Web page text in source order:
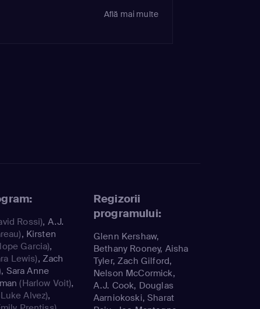
Află mai multe
Rossi), A.J.
, Kirsten
Garcia),
Lewis), Zach
, Sara Anne
(Harlow Voit),
Alvez),
Regizorii
programului:
Glenn Kershaw,
Bethany Rooney, Aisha
Tyler, Zach Gilford,
Nelson McCormick,
A.J. Cook, Douglas
Aarniokoski, Sharat